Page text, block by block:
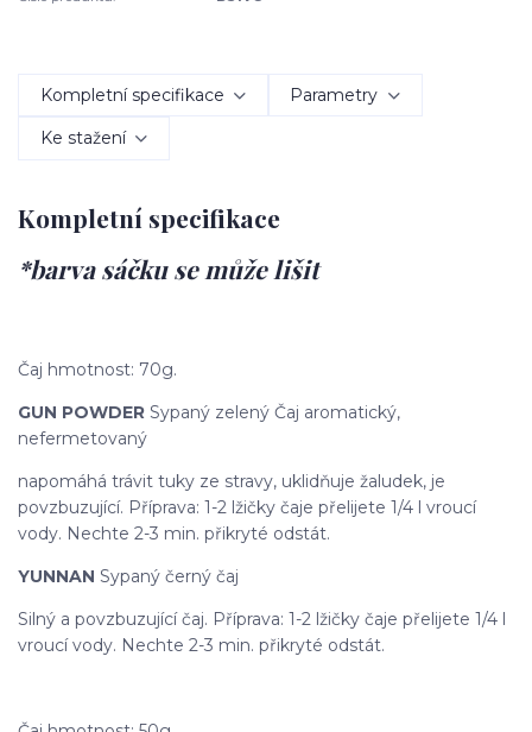
Kompletní specifikace Parametry
Ke stažení
Kompletní specifikace
*barva sáčku se může lišit
Čaj hmotnost: 70g.
GUN POWDER Sypaný zelený Čaj aromatický,
nefermetovaný
napomáhá trávit tuky ze stravy, uklidňuje žaludek, je
povzbuzující. Příprava: 1-2 lžičky čaje přelijete 1/4 l vroucí
vody. Nechte 2-3 min. přikryté odstát.
YUNNAN Sypaný černý čaj
Silný a povzbuzující čaj. Příprava: 1-2 lžičky čaje přelijete 1/4 l
vroucí vody. Nechte 2-3 min. přikryté odstát.